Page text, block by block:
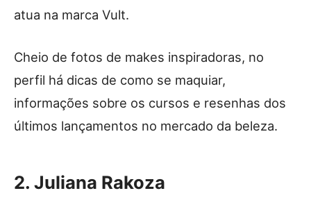
atua na marca Vult.
Cheio de fotos de makes inspiradoras, no
perfil há dicas de como se maquiar,
informações sobre os cursos e resenhas dos
últimos lançamentos no mercado da beleza.
2. Juliana Rakoza